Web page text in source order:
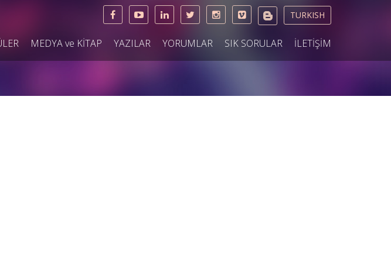
TURKISH
MEDYA ve KİTAP YAZILAR YORUMLAR SIK SORULAR İLETİŞİM